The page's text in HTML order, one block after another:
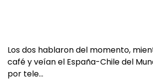
Los dos hablaron del momento,
café y veían el España-Chile del
por tele…